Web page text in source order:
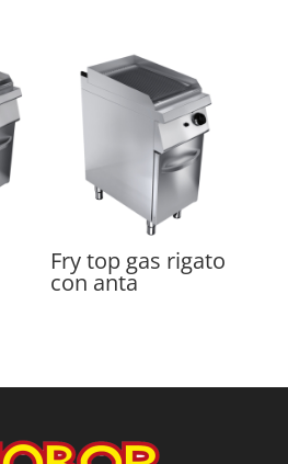
Fry top gas rigato
con anta